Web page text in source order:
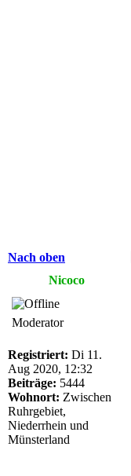
Nach oben
Nicoco
Moderator
Registriert: Di 11.
Aug 2020, 12:32
Beiträge: 5444
Wohnort: Zwischen
Ruhrgebiet,
Niederrhein und
Münsterland